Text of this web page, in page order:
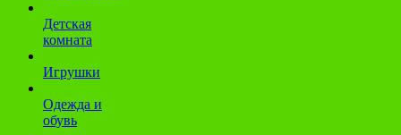
Детская
комната
Игрушки
Одежда и
обувь